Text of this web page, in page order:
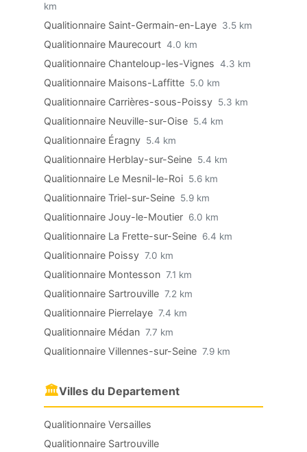
km
Qualitionnaire Saint-Germain-en-Laye 3.5 km
Qualitionnaire Maurecourt 4.0 km
Qualitionnaire Chanteloup-les-Vignes 4.3 km
Qualitionnaire Maisons-Laffitte 5.0 km
Qualitionnaire Carrières-sous-Poissy 5.3 km
Qualitionnaire Neuville-sur-Oise 5.4 km
Qualitionnaire Éragny 5.4 km
Qualitionnaire Herblay-sur-Seine 5.4 km
Qualitionnaire Le Mesnil-le-Roi 5.6 km
Qualitionnaire Triel-sur-Seine 5.9 km
Qualitionnaire Jouy-le-Moutier 6.0 km
Qualitionnaire La Frette-sur-Seine 6.4 km
Qualitionnaire Poissy 7.0 km
Qualitionnaire Montesson 7.1 km
Qualitionnaire Sartrouville 7.2 km
Qualitionnaire Pierrelaye 7.4 km
Qualitionnaire Médan 7.7 km
Qualitionnaire Villennes-sur-Seine 7.9 km
🏛Villes du Departement
Qualitionnaire Versailles
Qualitionnaire Sartrouville